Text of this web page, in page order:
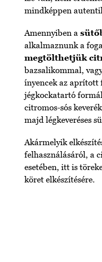
mindképpen
Amennyiben a
alkalmaznunk a
megtölthetjük
bazsalikommal,
ínyencek az aprított
jégkockatartó
citromos-sós
majd légkeveréses
Akármelyik
felhasználásáról, a
esetében, itt is
köret elkészítésére.